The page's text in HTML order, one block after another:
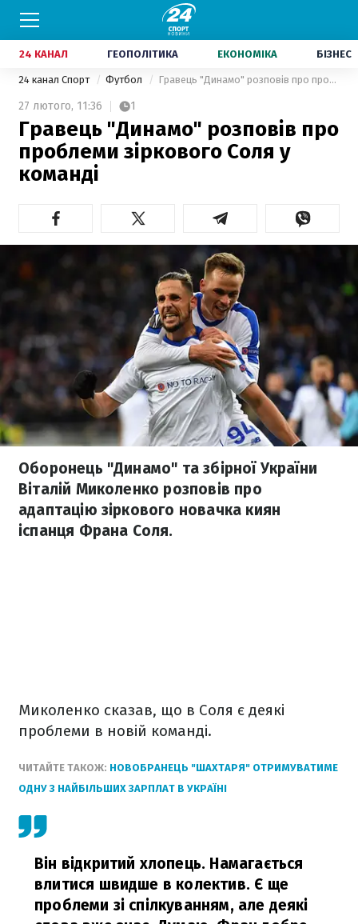
24 КАНАЛ ГЕОПОЛІТИКА ЕКОНОМІКА БІЗНЕС
24 канал Спорт Футбол Гравець "Динамо" розповів про проблеми зіркового Соля у команді
27 лютого, 11:36 1
Гравець "Динамо" розповів про
проблеми зіркового Соля у
команді
Оборонець "Динамо" та збірної України
Віталій Миколенко розповів про
адаптацію зіркового новачка киян
іспанця Франа Соля.
Миколенко сказав, що в Соля є деякі
проблеми в новій команді.
ЧИТАЙТЕ ТАКОЖ: НОВОБРАНЕЦЬ "ШАХТАРЯ" ОТРИМУВАТИМЕ
ОДНУ З НАЙБІЛЬШИХ ЗАРПЛАТ В УКРАЇНІ
Він відкритий хлопець. Намагається
влитися швидше в колектив. Є ще
проблеми зі спілкуванням, але деякі